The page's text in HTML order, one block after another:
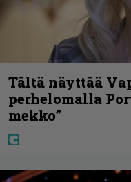
Tältä näyttää
perhelomalla
mekko”